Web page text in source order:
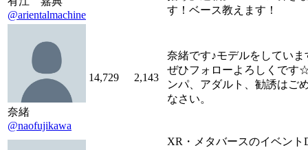
@arientalmachine
す！ベース教えます！
奈緒
@naofujikawa
14,729 2,143
奈緒です♪モデルをしてい
ぜひフォローよろしくです
ンパ、アダルト、勧誘はご
なさい。
XR・メタバースのイベント